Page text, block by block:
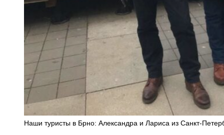
Наши туристы в Брно: Александра и Лариса из Санкт-